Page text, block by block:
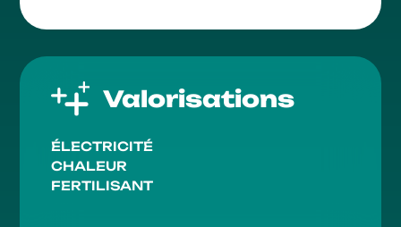
Valorisations
ÉLECTRICITÉ
CHALEUR
FERTILISANT